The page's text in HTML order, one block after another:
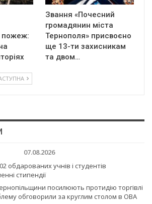
пожеж:
Звання «Почесний
громадянин міста
Тернополя» присвоєно
ще 13-ти захисникам
та двом…
07.08.2026
обдарованих учнів і студентів
стипендії
посилюють протидію торгівлі
обговорили за круглим столом в ОВА